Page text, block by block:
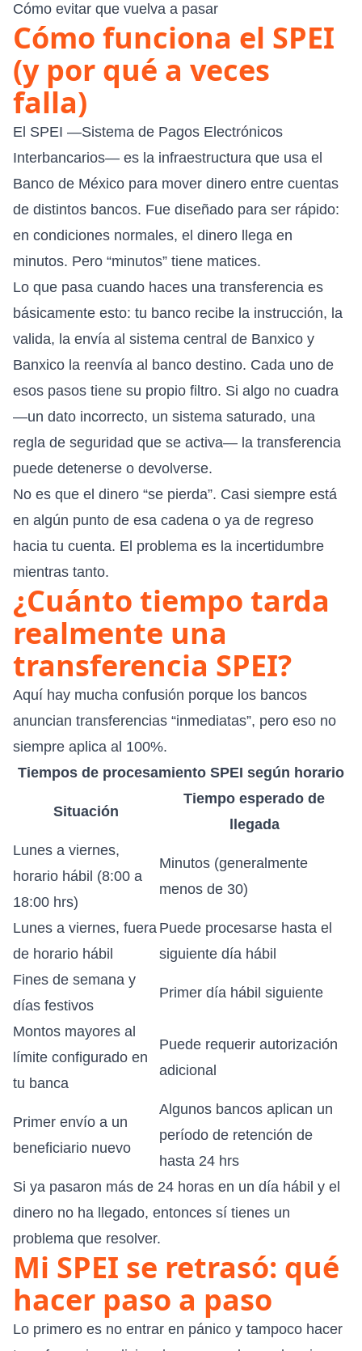
Cómo evitar que vuelva a pasar
Cómo funciona el SPEI
(y por qué a veces
falla)
El SPEI —Sistema de Pagos Electrónicos
Interbancarios— es la infraestructura que usa el
Banco de México para mover dinero entre cuentas
de distintos bancos. Fue diseñado para ser rápido:
en condiciones normales, el dinero llega en
minutos. Pero “minutos” tiene matices.
Lo que pasa cuando haces una transferencia es
básicamente esto: tu banco recibe la instrucción, la
valida, la envía al sistema central de Banxico y
Banxico la reenvía al banco destino. Cada uno de
esos pasos tiene su propio filtro. Si algo no cuadra
—un dato incorrecto, un sistema saturado, una
regla de seguridad que se activa— la transferencia
puede detenerse o devolverse.
No es que el dinero “se pierda”. Casi siempre está
en algún punto de esa cadena o ya de regreso
hacia tu cuenta. El problema es la incertidumbre
mientras tanto.
¿Cuánto tiempo tarda
realmente una
transferencia SPEI?
Aquí hay mucha confusión porque los bancos
anuncian transferencias “inmediatas”, pero eso no
siempre aplica al 100%.
Tiempos de procesamiento SPEI según horario
Situación
Tiempo esperado de
llegada
Lunes a viernes,
horario hábil (8:00 a
18:00 hrs)
Minutos (generalmente
menos de 30)
Lunes a viernes, fuera
de horario hábil
Puede procesarse hasta el
siguiente día hábil
Fines de semana y
días festivos
Primer día hábil siguiente
Montos mayores al
límite configurado en
tu banca
Puede requerir autorización
adicional
Primer envío a un
beneficiario nuevo
Algunos bancos aplican un
período de retención de
hasta 24 hrs
Si ya pasaron más de 24 horas en un día hábil y el
dinero no ha llegado, entonces sí tienes un
problema que resolver.
Mi SPEI se retrasó: qué
hacer paso a paso
Lo primero es no entrar en pánico y tampoco hacer